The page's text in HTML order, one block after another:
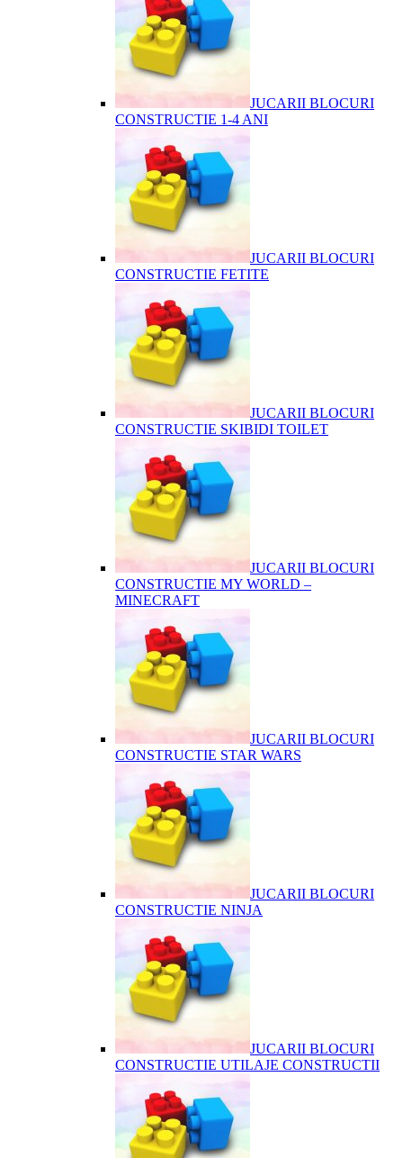
JUCARII BLOCURI
CONSTRUCTIE 1-4 ANI
JUCARII BLOCURI
CONSTRUCTIE FETITE
JUCARII BLOCURI
CONSTRUCTIE SKIBIDI TOILET
JUCARII BLOCURI
CONSTRUCTIE MY WORLD –
MINECRAFT
JUCARII BLOCURI
CONSTRUCTIE STAR WARS
JUCARII BLOCURI
CONSTRUCTIE NINJA
JUCARII BLOCURI
CONSTRUCTIE UTILAJE CONSTRUCTII